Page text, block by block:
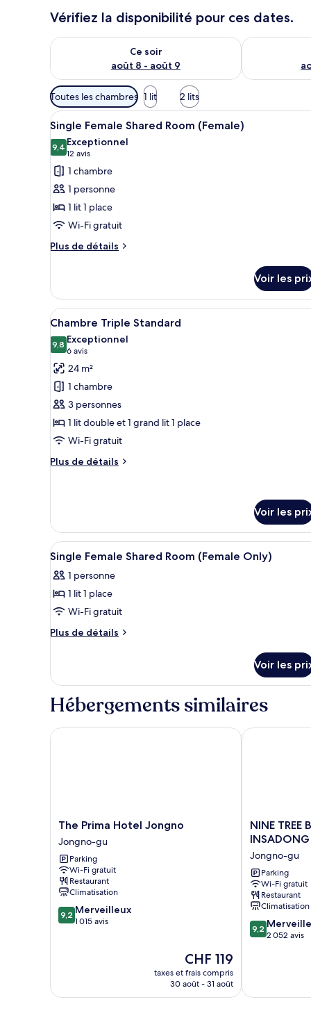
Vérifiez la disponibilité pour ces dates.
Ce soir
août 8 - août 9
Vérifier la disponibilité pour ce soir août 8 - août 9
Vérifier la
Filtres
disponibles
pour
les
chambres
Toutes les chambres 1 lit 2 lits
Afficher
toutes
les
photos
pour
ce
type
de
chambre :
Shared
Room
(Female)
Literie de qualité supérieure,
16
Single Female Shared Room (Female)
9,49,4 sur 10
Exceptionnel
12 avis
(12 avis)
1 chambre
1 personne
1 lit 1 place
Wi-Fi gratuit
Plus de détails
Plus
le
type
de
chambre
Single
Female
Shared
Room
(Female)
Voir les
Afficher
toutes
les
photos
pour
ce
type
de
chambre :
Chambre
Une chambre avec deux lits,
7
Chambre Triple Standard
9,89,8 sur 10
Exceptionnel
6 avis
(6 avis)
24 m²
1 chambre
3 personnes
1 lit double et 1 grand lit 1 place
Wi-Fi gratuit
Plus de détails
Plus
type
de
chambre
Chambre
Triple
Voir les
Afficher
toutes
les
photos
pour
ce
chambre :
Single
Female
Shared
Room
Literie de qualité supérieure,
13
Single Female Shared Room (Female Only)
1 personne
1 lit 1 place
Wi-Fi gratuit
Plus de détails
Plus
le
type
de
Single
Voir les
Hébergements similaires
The
Prima
Hotel
Jongno
Jongno-
gu
The Prima Hotel Jongno
Jongno-gu
Parking
Wi-Fi gratuit
Restaurant
Climatisation
9.2
sur
9,2 Merveilleux
1 015 avis
Le
nouveau
prix
CHF 119
taxes et frais compris
30 août - 31 août
The Prima Hotel Jongno
NINE
TREE
PARNAS
SEOUL
INSADONG
Jongno-
gu
NINE TREE
INSADONG
Jongno-gu
Parking
Wi-Fi gratuit
Restaurant
Climatisation
9.2
sur
9,2
2 052 avis
NINE TREE